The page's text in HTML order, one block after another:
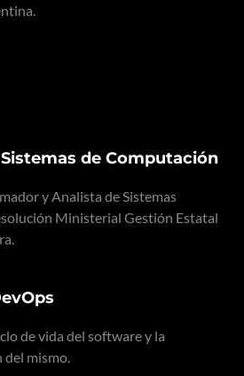
de Computación
y Analista de Sistemas
Ministerial Gestión Estatal
de vida del software y la
del mismo.